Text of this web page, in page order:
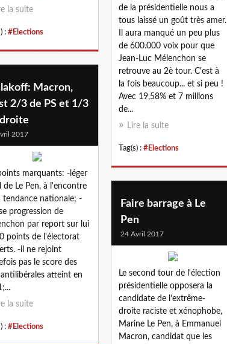
de la présidentielle nous a
tous laissé un goût très amer.
Il aura manqué un peu plus
de 600.000 voix pour que
Jean-Luc Mélenchon se
retrouve au 2è tour. C'est à
la fois beaucoup... et si peu !
Avec 19,58% et 7 millions
de...
Lire la suite
Tag(s) : #Elections
la suite
: #Elections
Macron,
2/3 de PS et 1/3
2017
marquants: -léger
de Le Pen, à l'encontre
tendance nationale; -
progression de
par report sur lui
points de l'électorat
-il ne rejoint
pas le score des
atteint en
la suite
: #Elections
Faire barrage à Le
Pen
24 Avril 2017
Le second tour de l'élection
présidentielle opposera la
candidate de l’extrême-
droite raciste et xénophobe,
Marine Le Pen, à Emmanuel
Macron, candidat que les